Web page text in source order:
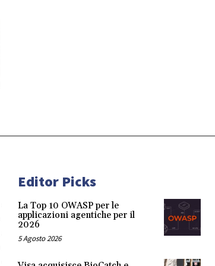
Editor Picks
La Top 10 OWASP per le
applicazioni agentiche per il
2026
5 Agosto 2026